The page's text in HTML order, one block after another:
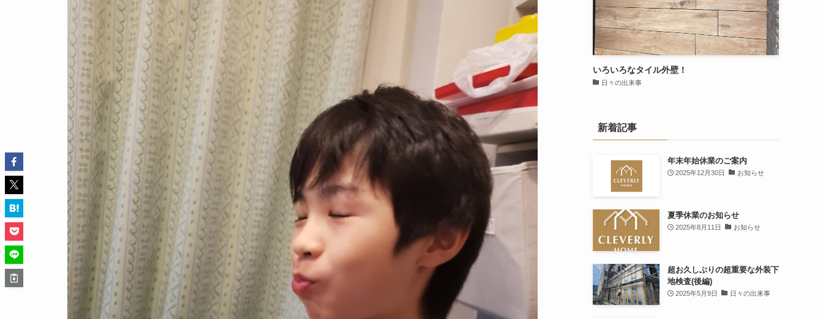
いろいろなタイル外壁！
日々の出来事
新着記事
年末年始休業のご案内
2025年12月30日 お知らせ
夏季休業のお知らせ
2025年8月11日 お知らせ
超お久しぶりの超重要な外装下
地検査(後編)
2025年5月9日 日々の出来事